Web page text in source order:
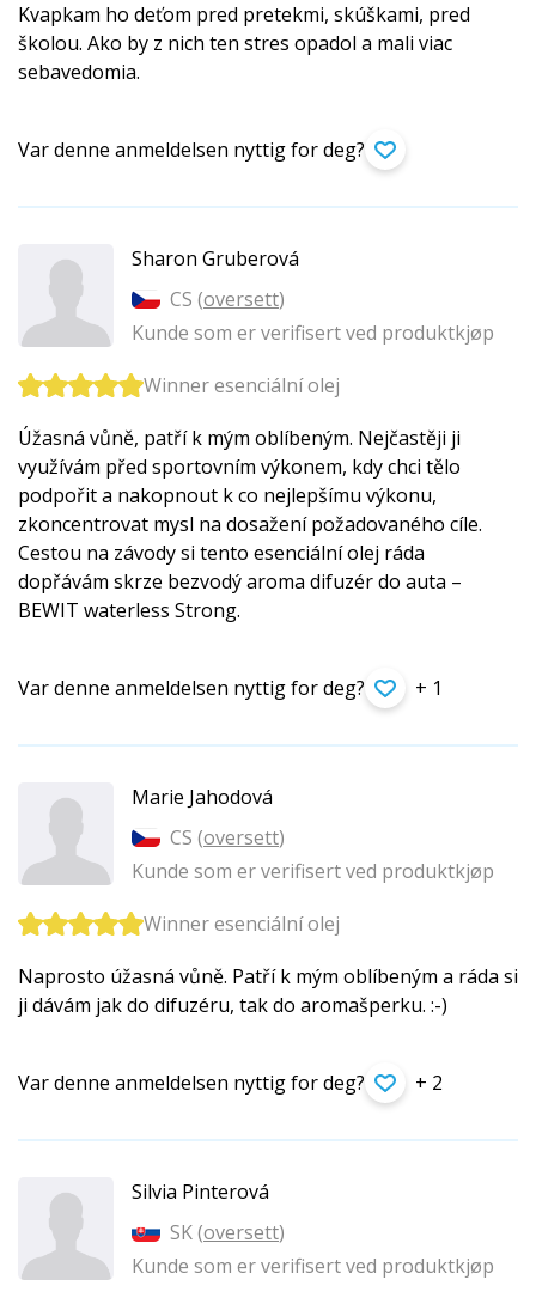
Kvapkam ho deťom pred pretekmi, skúškami, pred
školou. Ako by z nich ten stres opadol a mali viac
sebavedomia.
Var denne anmeldelsen nyttig for deg?
Sharon Gruberová
CS (oversett)
Kunde som er verifisert ved produktkjøp
Winner esenciální olej
Úžasná vůně, patří k mým oblíbeným. Nejčastěji ji
využívám před sportovním výkonem, kdy chci tělo
podpořit a nakopnout k co nejlepšímu výkonu,
zkoncentrovat mysl na dosažení požadovaného cíle.
Cestou na závody si tento esenciální olej ráda
dopřávám skrze bezvodý aroma difuzér do auta –
BEWIT waterless Strong.
Var denne anmeldelsen nyttig for deg? + 1
Marie Jahodová
CS (oversett)
Kunde som er verifisert ved produktkjøp
Winner esenciální olej
Naprosto úžasná vůně. Patří k mým oblíbeným a ráda si
ji dávám jak do difuzéru, tak do aromašperku. :-)
Var denne anmeldelsen nyttig for deg? + 2
Silvia Pinterová
SK (oversett)
Kunde som er verifisert ved produktkjøp